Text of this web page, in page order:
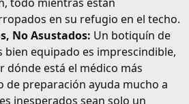
en su refugio en el techo.
No Asustados: Un botiquín de
bien equipado es imprescindible,
dónde está el médico más
de preparación ayuda mucho a
inesperados sean solo un